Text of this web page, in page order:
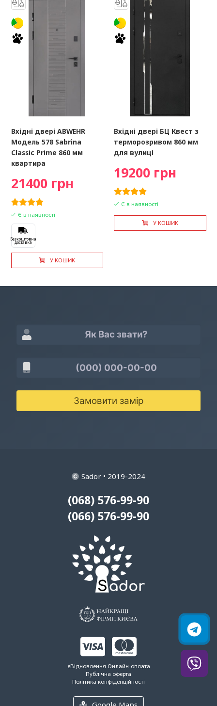
Вхідні двері ABWEHR
Модель 578 Sabrina
Classic Prime 860 мм
квартира
21400 грн
Є в наявності
Безкоштовна
доставка
У КОШИК
Вхідні двері БЦ Квест з
терморозривом 860 мм
для вулиці
19200 грн
Є в наявності
У КОШИК
Замовити замір
Sador • 2019-2024
(068) 576-99-90
(066) 576-99-90
єВідновлення Онлайн-оплата
Публічна оферта
Політика конфіденційності